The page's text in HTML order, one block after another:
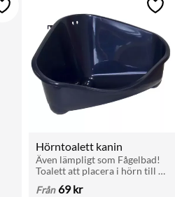
Lägg till i favoriter
Hörntoalett kanin
Även lämpligt som Fågelbad!
Toalett att placera i hörn till
kaniner och andra smådjur.
Från 69kr
Lägg